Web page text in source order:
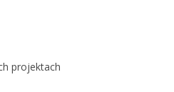
projektach